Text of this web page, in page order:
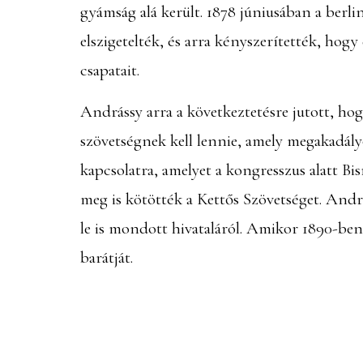
gyámság alá került. 1878 júniusában a
elszigetelték, és arra kényszerítették, hogy
csapatait.
Andrássy arra a következtetésre jutott,
szövetségnek kell lennie, amely
kapcsolatra, amelyet a kongresszus alatt
meg is kötötték a Kettős Szövetséget.
le is mondott hivataláról. Amikor 1890-
barátját.